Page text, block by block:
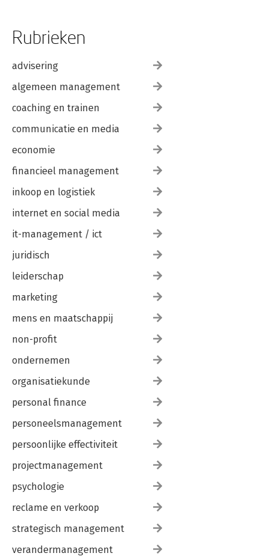
Rubrieken
advisering
algemeen management
coaching en trainen
communicatie en media
economie
financieel management
inkoop en logistiek
internet en social media
it-management / ict
juridisch
leiderschap
marketing
mens en maatschappij
non-profit
ondernemen
organisatiekunde
personal finance
personeelsmanagement
persoonlijke effectiviteit
projectmanagement
psychologie
reclame en verkoop
strategisch management
verandermanagement